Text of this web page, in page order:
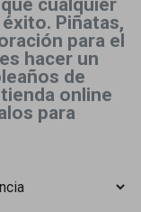
cualquier
Piñatas,
para el
hacer un
de
online
para